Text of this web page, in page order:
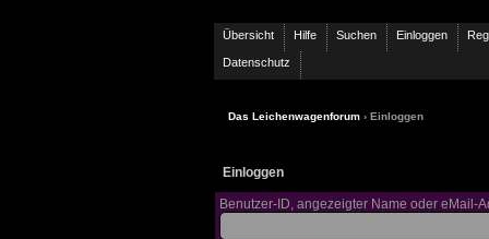
Übersicht Hilfe Suchen Einloggen
Datenschutz
Das Leichenwagenforum › Einloggen
Einloggen
Benutzer-ID, angezeigter Name oder eMail-